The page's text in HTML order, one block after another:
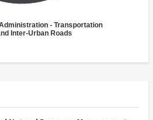
- Transportation
Inter-Urban Roads